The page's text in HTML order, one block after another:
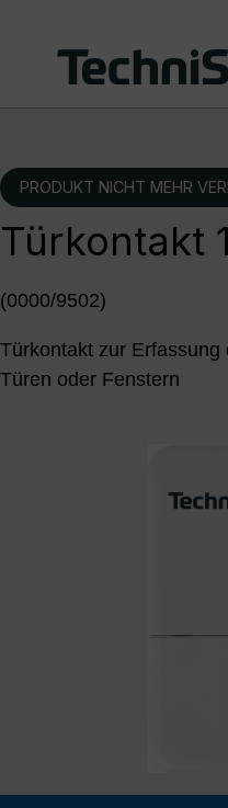
PRODUKT NICHT MEHR
Türkontakt 1
(0000/9502)
Türkontakt zur
Türen oder Fenstern